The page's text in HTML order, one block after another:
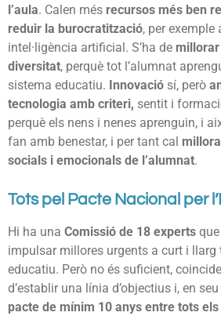
l’aula. Calen més recursos més ben
reduir la burocratització, per exemple
intel·ligència artificial. S’ha de millorar
diversitat, perquè tot l’alumnat
sistema educatiu. Innovació sí, però
tecnologia amb criteri, sentit i
perquè els nens i nenes aprenguin, i
fan amb benestar, i per tant cal
socials i emocionals de l’alumnat.
Tots pel Pacte Nacional per
Hi ha una Comissió de 18 experts
impulsar millores urgents a curt i llarg
educatiu. Però no és suficient,
d’establir una línia d’objectius i, en
pacte de mínim 10 anys entre tots